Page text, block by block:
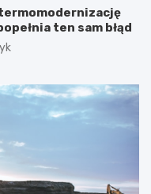
ten sam błąd